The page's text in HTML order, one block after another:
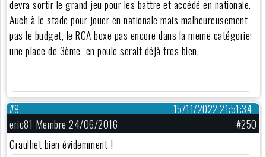
devra sortir le grand jeu pour les battre et accédé en nationale.
Auch à le stade pour jouer en nationale mais malheureusement
pas le budget, le RCA boxe pas encore dans la meme catégorie;
une place de 3ème en poule serait déjà tres bien.
15/11/2022 21:51:34
#9
eric81 Membre 24/06/2016
#250
Graulhet bien évidemment !